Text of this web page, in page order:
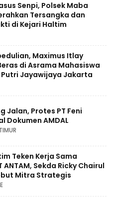
Senpi, Polsek Maba
Tersangka dan
di Kejari Haltim
Maximus Itlay
di Asrama Mahasiswa
Jayawijaya Jakarta
Jalan, Protes PT Feni
Dokumen AMDAL
Teken Kerja Sama
ANTAM, Sekda Ricky Chairul
Mitra Strategis